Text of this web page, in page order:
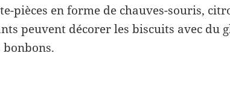
pièces en forme de chauves-souris,
peuvent décorer les biscuits avec du
bonbons.